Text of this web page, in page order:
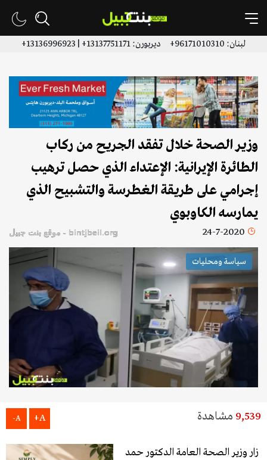
لبنان: 96171010310+ ديربورن: 13137751171+ | 13136996923+
وزير الصحة خلال تفقد الجريح من ركاب
الطائرة الإيرانية: الإعتداء الذي حصل ترهيب
إجرامي على طريقة الغطرسة والتشبيح الذي
يمارسه الكاوبوي
24-7-2020 bintjbeil.org - موقع بنت جبيل
سياسة ومحليات
9,539 مشاهدة A+
A-
زار وزير الصحة العامة الدكتور حمد